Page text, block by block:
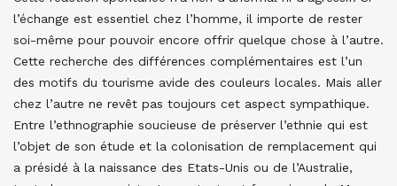
l’échange est essentiel chez l’homme, il importe de rester
soi-même pour pouvoir encore offrir quelque chose à l’autre.
Cette recherche des différences complémentaires est l’un
des motifs du tourisme avide des couleurs locales. Mais aller
chez l’autre ne revêt pas toujours cet aspect sympathique.
Entre l’ethnographie soucieuse de préserver l’ethnie qui est
l’objet de son étude et la colonisation de remplacement qui
a présidé à la naissance des Etats-Unis ou de l’Australie,